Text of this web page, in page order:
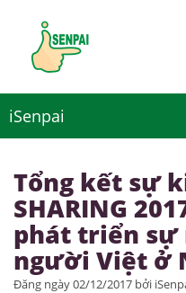
iSenpai
Tổng kết sự
SHARING
phát triển sự
người Việt ở
Đăng ngày 02/12/2017 bởi